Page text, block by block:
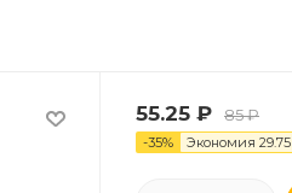
55.25 ₽ 85₽
-35% Экономия 29.75